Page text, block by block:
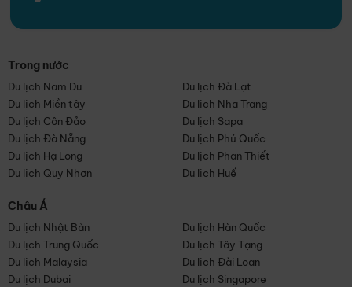
Trong nước
Du lịch Nam Du
Du lịch Đà Lạt
Du lịch Miền tây
Du lịch Nha Trang
Du lịch Côn Đảo
Du lịch Sapa
Du lịch Đà Nẵng
Du lịch Phú Quốc
Du lịch Hạ Long
Du lịch Phan Thiết
Du lịch Quy Nhơn
Du lịch Huế
Châu Á
Du lịch Nhật Bản
Du lịch Hàn Quốc
Du lịch Trung Quốc
Du lịch Tây Tạng
Du lịch Malaysia
Du lịch Đài Loan
Du lịch Dubai
Du lịch Singapore